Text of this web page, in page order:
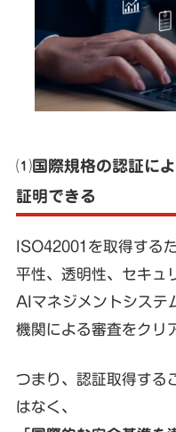
⑴国際規格の認証に
証明できる
ISO42001を取得する
平性、透明性、セキュ
AIマネジメントシステ
機関による審査をクリ
つまり、認証取得する
はなく、